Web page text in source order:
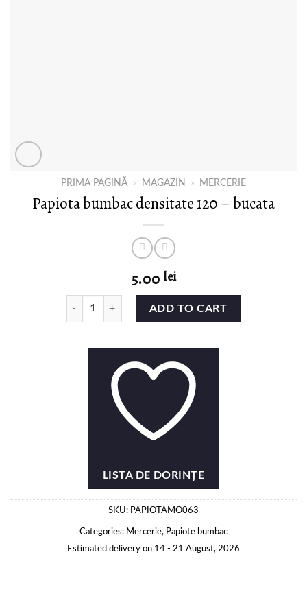
PRIMA PAGINĂ » MAGAZIN » MERCERIE
Papiota bumbac densitate 120 – bucata
5.00 lei
Papiota bumbac densitate 120 - bucata quantity
ADD TO CART
LISTA DE DORINȚE
SKU: PAPIOTAMO063
Categories: Mercerie, Papiote bumbac
Estimated delivery on 14 - 21 August, 2026